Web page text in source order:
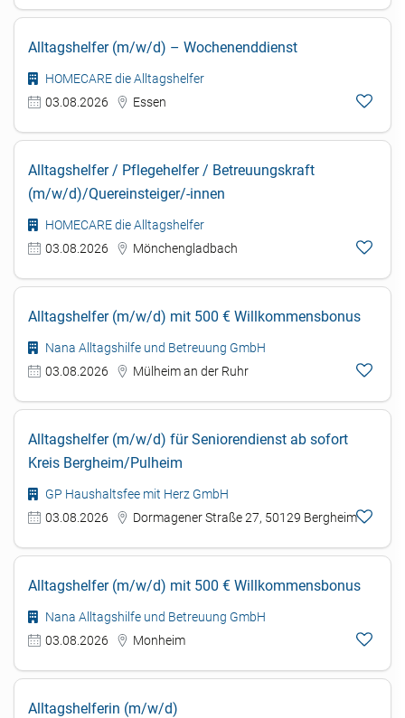
Alltagshelfer (m/w/d) – Wochenenddienst
HOMECARE die Alltagshelfer
03.08.2026
Essen
Alltagshelfer / Pflegehelfer / Betreuungskraft
(m/w/d)/Quereinsteiger/-innen
HOMECARE die Alltagshelfer
03.08.2026
Mönchengladbach
Alltagshelfer (m/w/d) mit 500 € Willkommensbonus
Nana Alltagshilfe und Betreuung GmbH
03.08.2026
Mülheim an der Ruhr
Alltagshelfer (m/w/d) für Seniorendienst ab sofort
Kreis Bergheim/Pulheim
GP Haushaltsfee mit Herz GmbH
03.08.2026
Dormagener Straße 27, 50129 Bergheim
Alltagshelfer (m/w/d) mit 500 € Willkommensbonus
Nana Alltagshilfe und Betreuung GmbH
03.08.2026
Monheim
Alltagshelferin (m/w/d)